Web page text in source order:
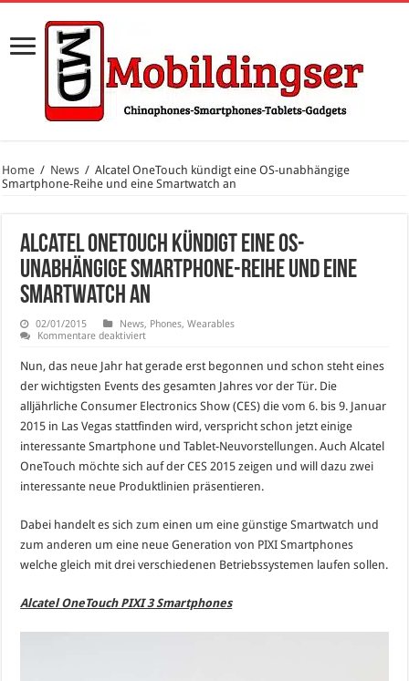
Home / News / Alcatel OneTouch kündigt eine OS-unabhängige
Smartphone-Reihe und eine Smartwatch an
Alcatel OneTouch kündigt eine OS-
unabhängige Smartphone-Reihe und eine
Smartwatch an
02/01/2015 News, Phones,Wearables
Kommentare deaktiviertfür
OneTouch
kündigt
eine
OS-
unabhängige
Reihe
und
eine
Smartwatch
Nun, das neue Jahr hat gerade erst begonnen und schon steht eines
der wichtigsten Events des gesamten Jahres vor der Tür. Die
alljährliche Consumer Electronics Show (CES) die vom 6. bis 9. Januar
2015 in Las Vegas stattfinden wird, verspricht schon jetzt einige
interessante Smartphone und Tablet-Neuvorstellungen. Auch Alcatel
OneTouch möchte sich auf der CES 2015 zeigen und will dazu zwei
interessante neue Produktlinien präsentieren.
Dabei handelt es sich zum einen um eine günstige Smartwatch und
zum anderen um eine neue Generation von PIXI Smartphones
welche gleich mit drei verschiedenen Betriebssystemen laufen sollen.
Alcatel OneTouch PIXI 3 Smartphones